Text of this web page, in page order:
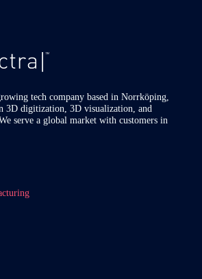
tech company based in Norrköping,
3D digitization, 3D visualization, and
serve a global market with customers in